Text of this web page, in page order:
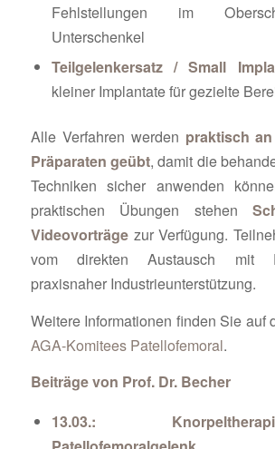
Fehlstellungen im
Unterschenkel
Teilgelenkersatz / Small
kleiner Implantate für gezielte
Alle Verfahren werden praktisch
Präparaten geübt, damit die
Techniken sicher anwenden
praktischen Übungen stehen
Videovorträgezur Verfügung.
vom direkten Austausch mit
praxisnaher Industrieunterstützung.
Weitere Informationen finden Sie auf
AGA-Komitees Patellofemoral.
Beiträge von Prof. Dr. Becher
13.03.: